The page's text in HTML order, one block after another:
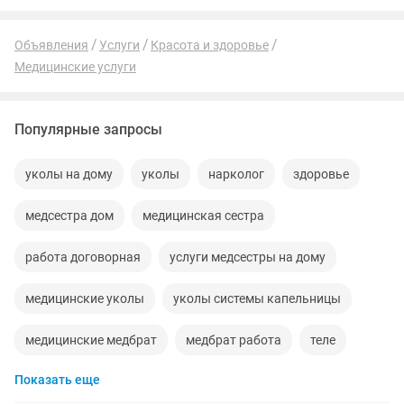
Объявления Услуги
Красота и здоровье
Медицинские услуги
Популярные запросы
уколы на дому уколы нарколог здоровье
медсестра дом медицинская сестра
работа договорная услуги медсестры на дому
медицинские уколы уколы системы капельницы
медицинские медбрат медбрат работа теле
район дом районе
Показать еще